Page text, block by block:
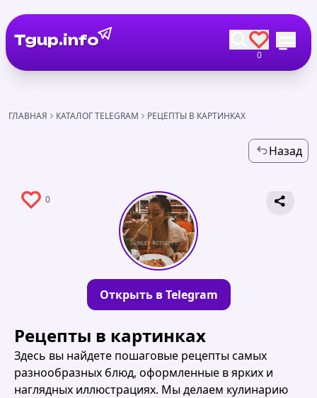
Tgup.info
0
ГЛАВНАЯ КАТАЛОГ TELEGRAM РЕЦЕПТЫ В КАРТИНКАХ
Назад
0
Открыть в Telegram
Рецепты в картинках
Здесь вы найдете пошаговые рецепты самых
разнообразных блюд, оформленные в ярких и
наглядных иллюстрациях. Мы делаем кулинарию